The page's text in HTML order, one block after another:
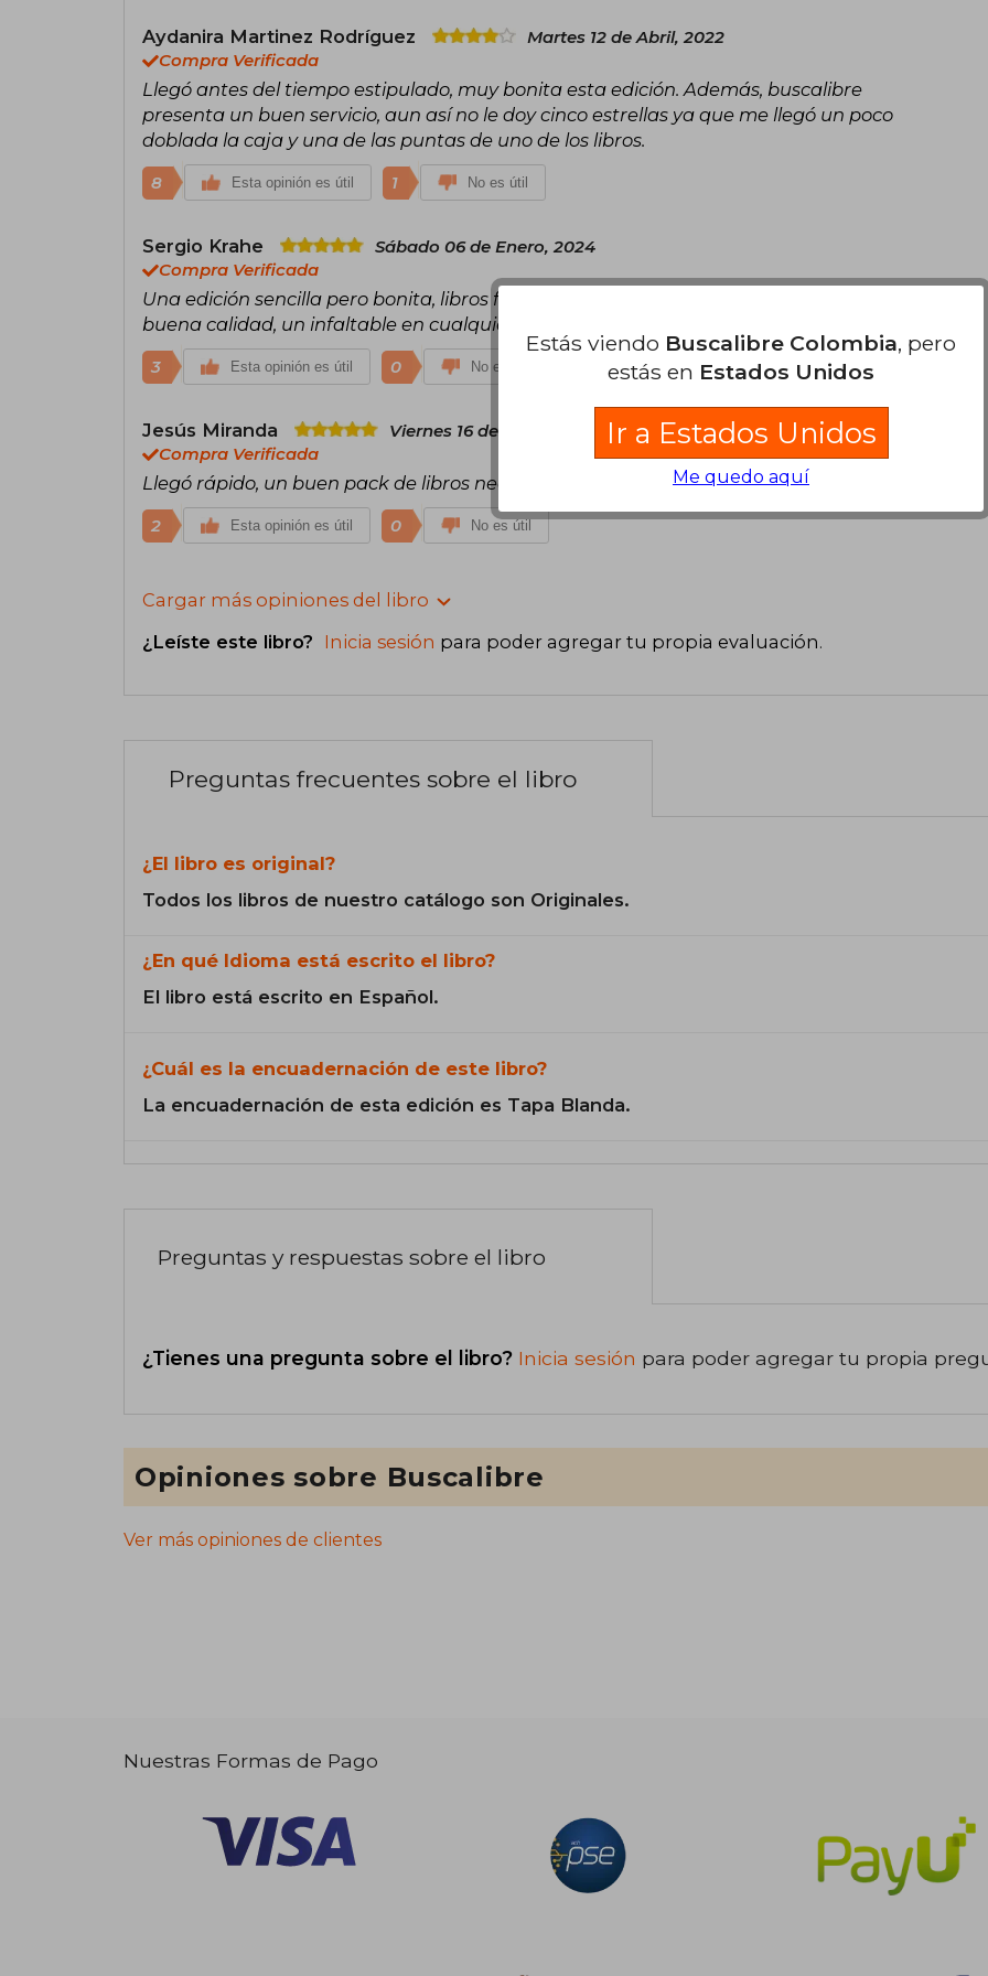
Aydanira Martinez Rodríguez
Martes 12 de Abril, 2022
Compra Verificada
Llegó antes del tiempo estipulado, muy bonita esta edición. Además, buscalibre
presenta un buen servicio, aun así no le doy cinco estrellas ya que me llegó un poco
doblada la caja y una de las puntas de uno de los libros.
8 Esta opinión es útil 1 No es útil
Sergio Krahe
Sábado 06 de Enero, 2024
Compra Verificada
Una edición sencilla pero bonita, libros formato de bolsillo, con un cofre de bastante
buena calidad, un infaltable en cualquier biblioteca
3 Esta opinión es útil 0 No es útil
Jesús Miranda
Viernes 16 de Septiembre, 2022
Compra Verificada
Llegó rápido, un buen pack de libros necesarios en cualquier época.
2 Esta opinión es útil 0 No es útil
Cargar más opiniones del libro
¿Leíste este libro? Inicia sesión para poder agregar tu propia evaluación.
Preguntas frecuentes sobre el libro
¿El libro es original?
Todos los libros de nuestro catálogo son Originales.
¿En qué Idioma está escrito el libro?
El libro está escrito en Español.
¿Cuál es la encuadernación de este libro?
La encuadernación de esta edición es Tapa Blanda.
Preguntas y respuestas sobre el libro
¿Tienes una pregunta sobre el libro? Inicia sesión para poder agregar tu propia
Opiniones sobre Buscalibre
Ver más opiniones de clientes
Nuestras Formas de Pago
Estás viendo Buscalibre Colombia, pero
estás en Estados Unidos
Ir a Estados Unidos
Me quedo aquí